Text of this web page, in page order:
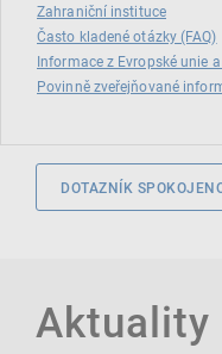
Zahraniční instituce
Často kladené otázky (FAQ)
Informace z Evropské unie
Povinně zveřejňované
DOTAZNÍK
Aktuality